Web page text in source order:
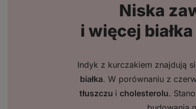
Niska
i więcej
Indyk z kurczakiem znajdują
białka. W porównaniu z
tłuszczu i cholesterolu.